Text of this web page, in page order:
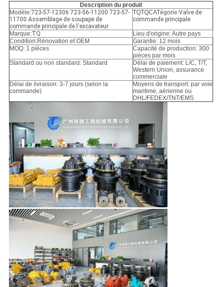
Description du produit
Modèle:723-57-12306 723-56-11200 723-57-
11700 Assemblage de soupape de
commande principale de l'excavateur
TQTQCATégorie:Valve de
commande principale
Marque:TQ
Lieu d'origine: Autre pays
Condition:Rénovation et OEM
Garantie: 12 mois
MOQ: 1 pièces
Capacité de production: 300
pièces par mois
Standard ou non standard: Standard
Délai de paiement: L/C, T/T,
Western Union, assurance
commerciale
Délai de livraison: 3-7 jours (selon la
commande)
Moyens de transport: par voie
maritime, aérienne ou
DHL/FEDEX/TNT/EMS